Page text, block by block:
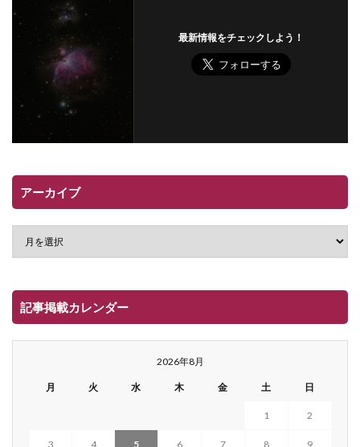
最新情報をチェックしよう！
アーカイブ
記事掲載カレンダー
2026年8月
月 火 水 木 金 土 日
1 2
3 4 5 6 7 8 9